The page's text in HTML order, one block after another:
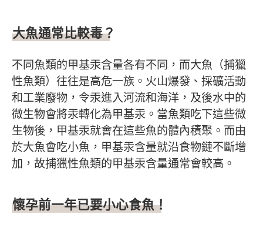
大魚通常比較毒？
不同魚類的甲基汞含量各有不同，而大魚（捕獵
性魚類）往往是高危一族。火山爆發、採礦活動
和工業廢物，令汞進入河流和海洋，及後水中的
微生物會將汞轉化為甲基汞。當魚類吃下這些微
生物後，甲基汞就會在這些魚的體內積聚。而由
於大魚會吃小魚，甲基汞含量就沿食物鏈不斷增
加，故捕獵性魚類的甲基汞含量通常會較高。
懷孕前一年已要小心食魚！